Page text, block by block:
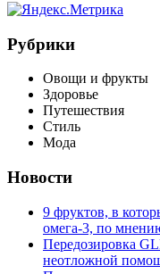
Рубрики
Овощи и фрукты
Здоровье
Путешествия
Стиль
Мода
Новости
9 фруктов, в
омега-3, по
Передозировка
неотложной